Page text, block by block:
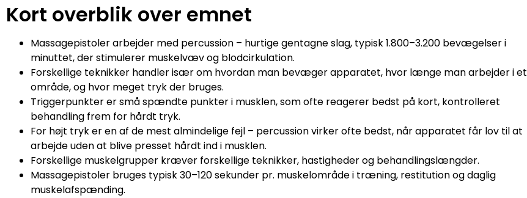
Kort overblik over emnet
Massagepistoler arbejder med percussion – hurtige gentagne slag, typisk 1.800–3.200 bevægelser i
minuttet, der stimulerer muskelvæv og blodcirkulation.
Forskellige teknikker handler især om hvordan man bevæger apparatet, hvor længe man arbejder i et
område, og hvor meget tryk der bruges.
Triggerpunkter er små spændte punkter i musklen, som ofte reagerer bedst på kort, kontrolleret
behandling frem for hårdt tryk.
For højt tryk er en af de mest almindelige fejl – percussion virker ofte bedst, når apparatet får lov til at
arbejde uden at blive presset hårdt ind i musklen.
Forskellige muskelgrupper kræver forskellige teknikker, hastigheder og behandlingslængder.
Massagepistoler bruges typisk 30–120 sekunder pr. muskelområde i træning, restitution og daglig
muskelafspænding.